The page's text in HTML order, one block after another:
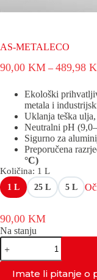
AS-METALECO
90,00 KM – 489,98
Ekološki
metala i
Uklanja teška
Neutralni pH
Sigurno za
Preporučena
°C)
Količina: 1 L
1 L 25 L 5 L
90,00 KM
Na stanju
AS-
METALECO
količina
Imate li pitanje o